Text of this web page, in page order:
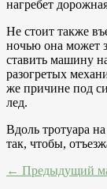
нагребет
Не стоит также
ночью она может
ставить машину
разогретых
же причине под
лед.
Вдоль тротуара
так, чтобы,
← Предыдущий